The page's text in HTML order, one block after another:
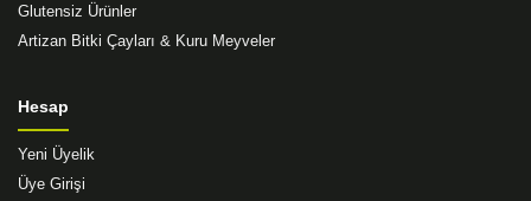
Glutensiz Ürünler
Artizan Bitki Çayları & Kuru Meyveler
Hesap
Yeni Üyelik
Üye Girişi